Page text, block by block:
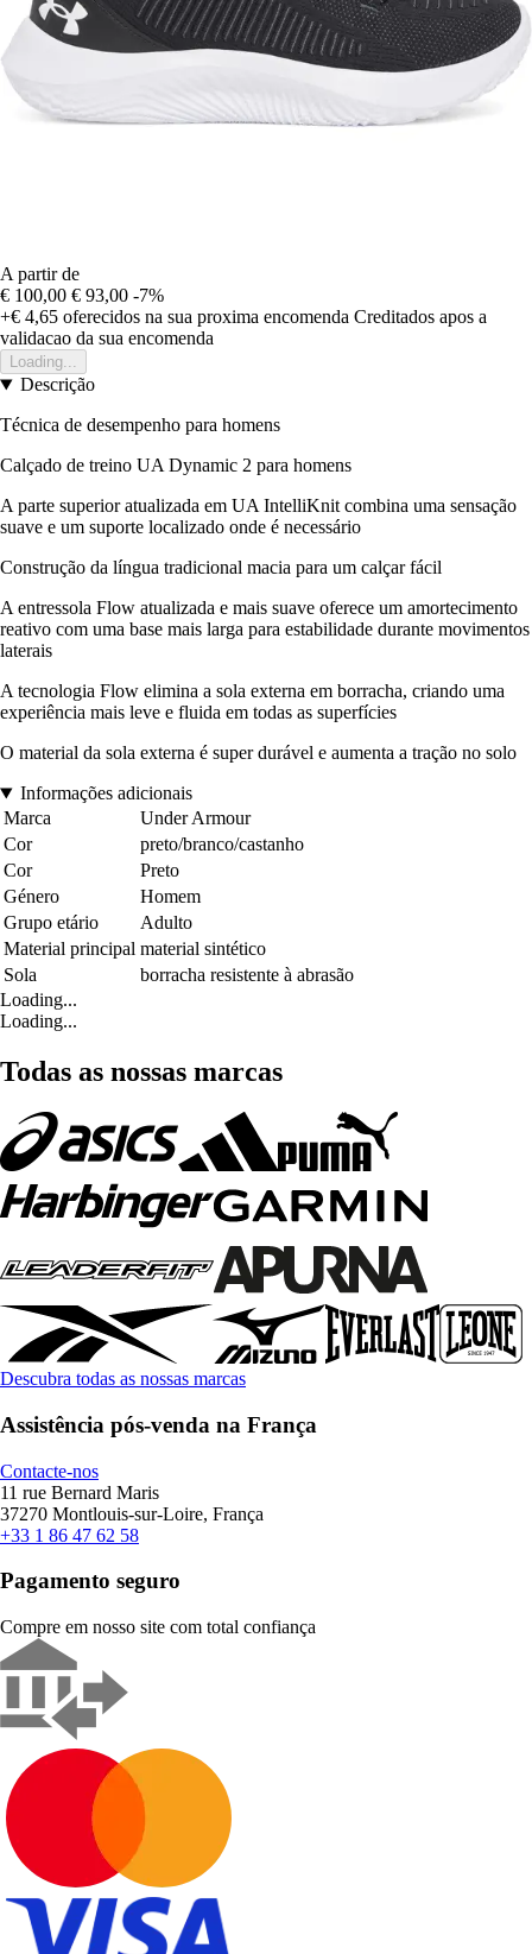
A partir de
€ 100,00 € 93,00 -7%
+€ 4,65 oferecidos na sua proxima encomenda Creditados apos a
validacao da sua encomenda
Loading...
Descrição
Técnica de desempenho para homens
Calçado de treino UA Dynamic 2 para homens
A parte superior atualizada em UA IntelliKnit combina uma sensação
suave e um suporte localizado onde é necessário
Construção da língua tradicional macia para um calçar fácil
A entressola Flow atualizada e mais suave oferece um amortecimento
reativo com uma base mais larga para estabilidade durante movimentos
laterais
A tecnologia Flow elimina a sola externa em borracha, criando uma
experiência mais leve e fluida em todas as superfícies
O material da sola externa é super durável e aumenta a tração no solo
Informações adicionais
Marca
Under Armour
Cor
preto/branco/castanho
Cor
Preto
Género
Homem
Grupo etário
Adulto
Material principal material sintético
Sola
borracha resistente à abrasão
Loading...
Loading...
Todas as nossas marcas
Descubra todas as nossas marcas
Assistência pós-venda na França
Contacte-nos
11 rue Bernard Maris
37270 Montlouis-sur-Loire, França
+33 1 86 47 62 58
Pagamento seguro
Compre em nosso site com total confiança